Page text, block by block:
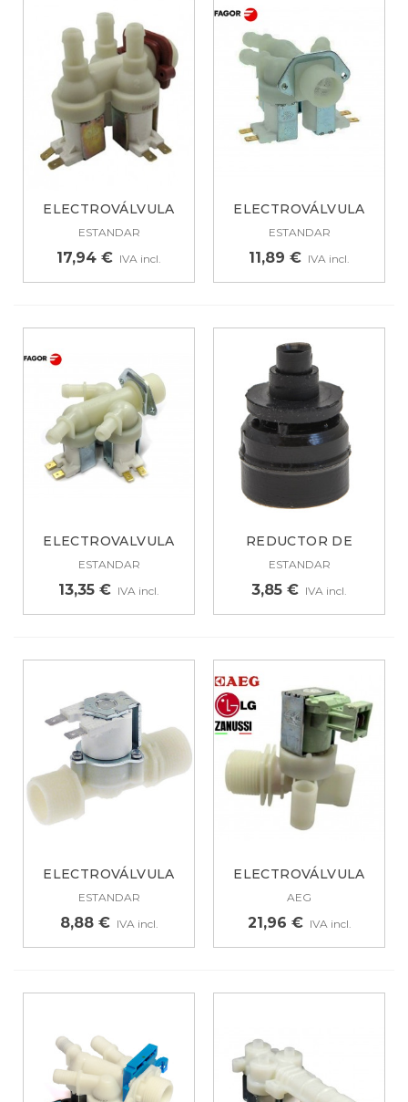
ELECTROVÁLVULA
UNIVERSAL PARA...
ESTANDAR
17,94 € IVA incl.
ELECTROVÁLVULA
UNIVERSAL PARA...
ESTANDAR
11,89 € IVA incl.
ELECTROVALVULA
PARA LAVADORA...
ESTANDAR
13,35 € IVA incl.
REDUCTOR DE
SALIDA DE...
ESTANDAR
3,85 € IVA incl.
ELECTROVÁLVULA
UNIVERSAL PARA...
ESTANDAR
8,88 € IVA incl.
ELECTROVÁLVULA
PARA LAVADORA...
AEG
21,96 € IVA incl.